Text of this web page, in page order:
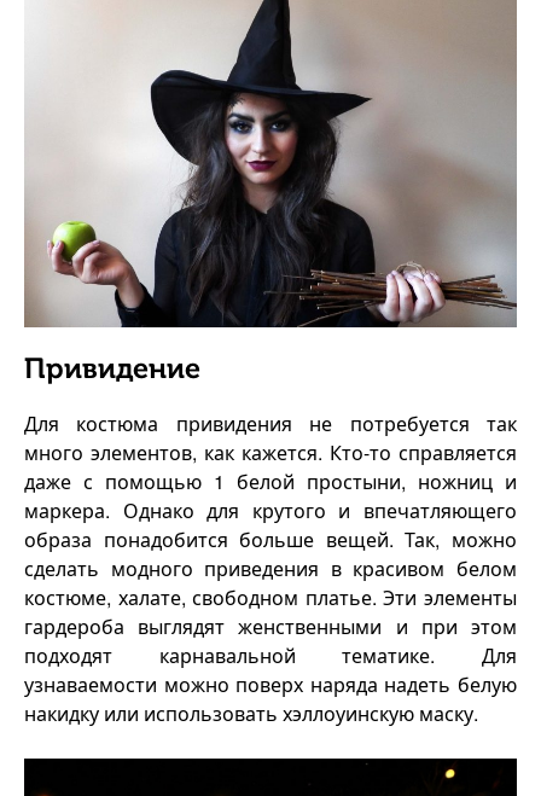
Привидение
Для костюма привидения не потребуется так
много элементов, как кажется. Кто-то справляется
даже с помощью 1 белой простыни, ножниц и
маркера. Однако для крутого и впечатляющего
образа понадобится больше вещей. Так, можно
сделать модного приведения в красивом белом
костюме, халате, свободном платье. Эти элементы
гардероба выглядят женственными и при этом
подходят карнавальной тематике. Для
узнаваемости можно поверх наряда надеть белую
накидку или использовать хэллоуинскую маску.